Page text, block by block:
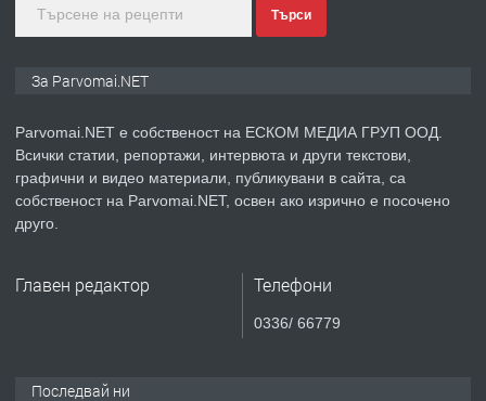
преди 1 година
ПРЕДЛАГА Уроци по Математика
Търси
За Parvomai.NET
Parvomai.NET е собственост на ЕСКОМ МЕДИА ГРУП ООД.
Всички статии, репортажи, интервюта и други текстови,
графични и видео материали, публикувани в сайта, са
собственост на Parvomai.NET, освен ако изрично е посочено
друго.
Главен редактор Телефони
0336/ 66779
Последвай ни